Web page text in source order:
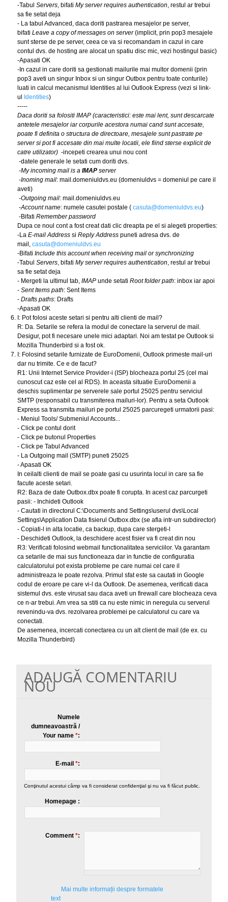
-TabulServers, bifatiMy server requires authentication, restul ar trebui
sa fie setat deja
- La tabul Advanced, daca doriti pastrarea mesajelor pe server,
bifatiLeave a copy of messages on server(implicit, prin pop3 mesajele
sunt sterse de pe server, ceea ce va si recomandam in cazul in care
contul dvs. de hosting are alocat un spatiu disc mic, vezi hostingul basic)
-Apasati OK
-In cazul in care doriti sa gestionati mailurile mai multor domenii (prin
pop3 aveti un singur Inbox si un singur Outbox pentru toate conturile)
luati in calcul mecanismul Identities al lui Outlook Express (vezi si link-
ul
Identities)
-----
Daca doriti sa folositi IMAP (caracteristici: este mai lent, sunt descarcate
antetele mesajelor iar corpurile acestora numai cand sunt accesate,
poate fi definita o structura de directoare, mesajele sunt pastrate pe
server si pot fi accesate din mai multe locatii, ele fiind sterse explicit de
catre utilizator) -incepeti crearea unui nou cont
-datele generale le setati cum doriti dvs.
-My incoming mail is aIMAP server
-Inoming mail: mail.domeniuldvs.eu (domeniuldvs = domeniul pe care il
aveti)
-Outgoing mail: mail.domeniuldvs.eu
-Account name: numele casutei postale ( casuta@domeniuldvs.eu)
-BifatiRemember password
Dupa ce noul cont a fost creat dati clic dreapta pe el si alegeti properties:
-LaE-mail Address siReply Address puneti adresa dvs. de
mail,casuta@domeniuldvs.eu
-BifatiInclude this account when receiving mail or synchronizing
-TabulServers, bifatiMy server requires authentication, restul ar trebui
sa fie setat deja
- Mergeti la ultimul tab,IMAP unde setatiRoot folder path: inbox iar apoi
-Sent Items path: Sent Items
-Drafts paths: Drafts
-Apasati OK
I: Pot folosi aceste setari si pentru alti clienti de mail?
R: Da. Setarile se refera la modul de conectare la serverul de mail.
Desigur, pot fi necesare unele mici adaptari. Noi am testat pe Outlook si
Mozilla Thunderbird si a fost ok.
I: Folosind setarile furnizate de EuroDomenii, Outlook primeste mail-uri
dar nu trimite. Ce e de facut?
R1: Unii Internet Service Provider-i (ISP) blocheaza portul 25 (cel mai
cunoscut caz este cel al RDS). In aceasta situatie EuroDomenii a
deschis suplimentar pe serverele sale portul 25025 pentru serviciul
SMTP (responsabil cu transmiterea mailuri-lor). Pentru a seta Outlook
Express sa transmita mailuri pe portul 25025 parcuregeti urmatorii pasi:
- Meniul Tools/ Submeniul Accounts...
- Click pe contul dorit
- Click pe butonul Properties
- Click pe Tabul Advanced
- La Outgoing mail (SMTP) puneti 25025
- Apasati OK
In ceilalti clienti de mail se poate gasi cu usurinta locul in care sa fie
facute aceste setari.
R2: Baza de date Outbox.dbx poate fi corupta. In acest caz parcurgeti
pasii: - Inchideti Outlook
- Cautati in directorul C:\Documents and Settings\userul dvs\Local
Settings\Application Data fisierul Outbox.dbx (se afla intr-un subdirector)
- Copiati-l in alta locatie, ca backup, dupa care stergeti-l
- Deschideti Outlook, la deschidere acest fisier va fi creat din nou
R3: Verificati folosind webmail functionalitatea serviciilor. Va garantam
ca setarile de mai sus functioneaza dar in functie de configuratia
calculatorului pot exista probleme pe care numai cel care il
administreaza le poate rezolva. Primul sfat este sa cautati in Google
codul de eroare pe care vi-l da Outlook. De asemenea, verificati daca
sistemul dvs. este virusat sau daca aveti un firewall care blocheaza ceva
ce n-ar trebui. Am vrea sa stiti ca nu este nimic in neregula cu serverul
revenindu-va dvs. rezolvarea problemei pe calculatorul cu care va
conectati.
De asemenea, incercati conectarea cu un alt client de mail (de ex. cu
Mozilla Thunderbird)
ADAUGĂ COMENTARIU
NOU
Numele
dumneavoastră /
Your name *
E-mail *
Conţinutul acestui câmp va fi considerat confidenţial şi nu va fi făcut public.
Homepage
Comment *
Mai multe informații despre formatele
text